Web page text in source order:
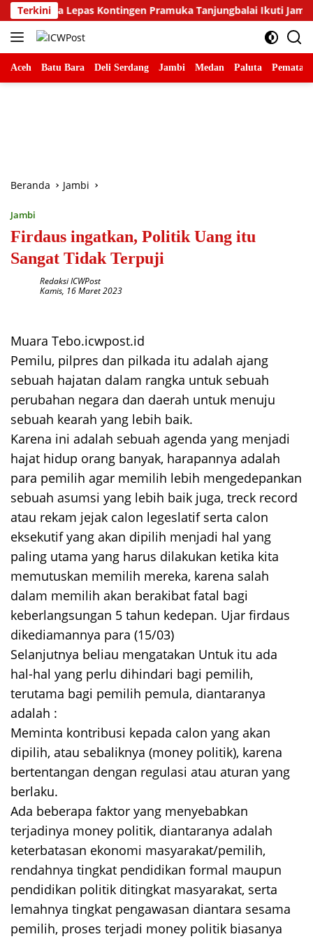
Langsung
ke
konten
Terkini
Lepas Kontingen Pramuka Tanjungbalai Ikuti Jamnas XII di
Aceh Batu Bara Deli Serdang Jambi Medan Paluta
Beranda Jambi
Jambi
Firdaus ingatkan, Politik Uang itu
Sangat Tidak Terpuji
Redaksi ICWPost
Kamis, 16 Maret 2023
Muara Tebo.icwpost.id
Pemilu, pilpres dan pilkada itu adalah ajang
sebuah hajatan dalam rangka untuk sebuah
perubahan negara dan daerah untuk menuju
sebuah kearah yang lebih baik.
Karena ini adalah sebuah agenda yang menjadi
hajat hidup orang banyak, harapannya adalah
para pemilih agar memilih lebih mengedepankan
sebuah asumsi yang lebih baik juga, treck record
atau rekam jejak calon legeslatif serta calon
eksekutif yang akan dipilih menjadi hal yang
paling utama yang harus dilakukan ketika kita
memutuskan memilih mereka, karena salah
dalam memilih akan berakibat fatal bagi
keberlangsungan 5 tahun kedepan. Ujar firdaus
dikediamannya para (15/03)
Selanjutnya beliau mengatakan Untuk itu ada
hal-hal yang perlu dihindari bagi pemilih,
terutama bagi pemilih pemula, diantaranya
adalah :
Meminta kontribusi kepada calon yang akan
dipilih, atau sebaliknya (money politik), karena
bertentangan dengan regulasi atau aturan yang
berlaku.
Ada beberapa faktor yang menyebabkan
terjadinya money politik, diantaranya adalah
keterbatasan ekonomi masyarakat/pemilih,
rendahnya tingkat pendidikan formal maupun
pendidikan politik ditingkat masyarakat, serta
lemahnya tingkat pengawasan diantara sesama
pemilih, proses terjadi money politik biasanya